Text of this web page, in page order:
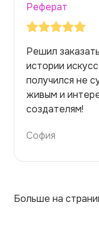
Реферат
Решил
истории
получился не
живым и
создателям!
София
Больше на